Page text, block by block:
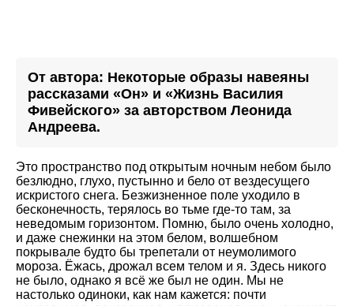
От автора: Некоторые образы навеяны
рассказами «Он» и «Жизнь Василия
Фивейского» за авторством Леонида
Андреева.
Это пространство под открытым ночным небом было
безлюдно, глухо, пустынно и бело от вездесущего
искристого снега. Безжизненное поле уходило в
бесконечность, терялось во тьме где-то там, за
неведомым горизонтом. Помню, было очень холодно,
и даже снежинки на этом белом, волшебном
покрывале будто бы трепетали от неумолимого
мороза. Ёжась, дрожал всем телом и я. Здесь никого
не было, однако я всё же был не один. Мы не
настолько одиноки, как нам кажется: почти